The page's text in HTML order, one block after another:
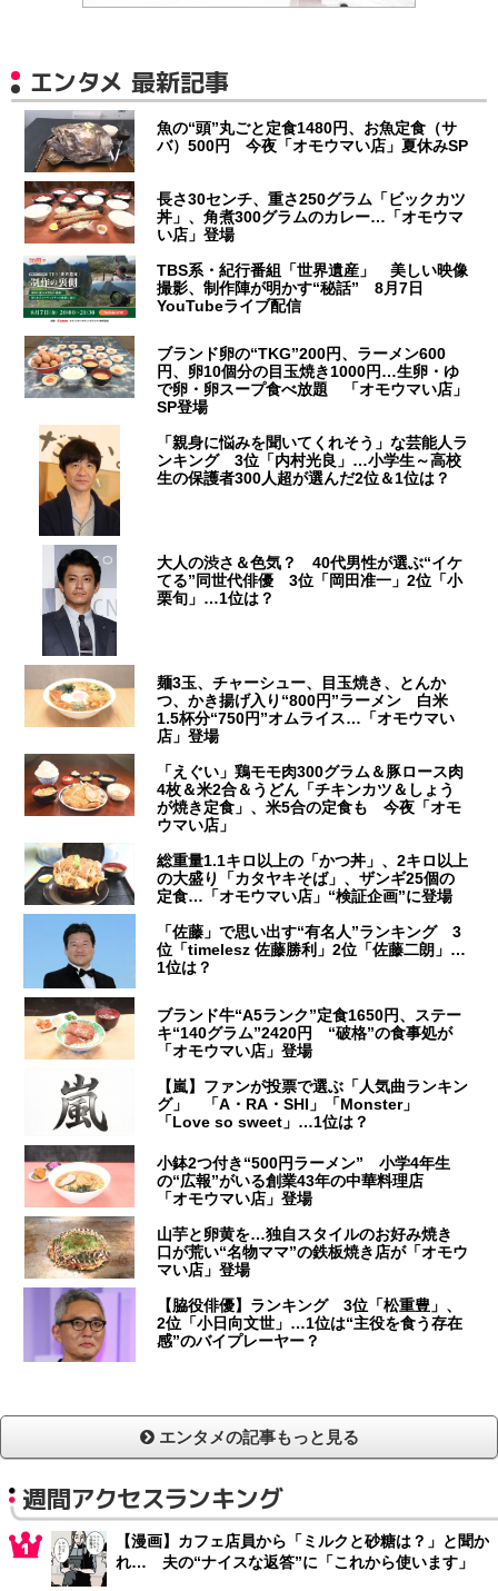
エンタメ 最新記事
魚の“頭”丸ごと定食1480円、お魚定食（サ
バ）500円 今夜「オモウマい店」夏休みSP
長さ30センチ、重さ250グラム「ビックカツ
丼」、角煮300グラムのカレー…「オモウマ
い店」登場
TBS系・紀行番組「世界遺産」 美しい映像
撮影、制作陣が明かす“秘話” 8月7日
YouTubeライブ配信
ブランド卵の“TKG”200円、ラーメン600
円、卵10個分の目玉焼き1000円…生卵・ゆ
で卵・卵スープ食べ放題 「オモウマい店」
SP登場
「親身に悩みを聞いてくれそう」な芸能人ラ
ンキング 3位「内村光良」…小学生～高校
生の保護者300人超が選んだ2位＆1位は？
大人の渋さ＆色気？ 40代男性が選ぶ“イケ
てる”同世代俳優 3位「岡田准一」2位「小
栗旬」…1位は？
麺3玉、チャーシュー、目玉焼き、とんか
つ、かき揚げ入り“800円”ラーメン 白米
1.5杯分“750円”オムライス…「オモウマい
店」登場
「えぐい」鶏モモ肉300グラム＆豚ロース肉
4枚＆米2合＆うどん「チキンカツ＆しょう
が焼き定食」、米5合の定食も 今夜「オモ
ウマい店」
総重量1.1キロ以上の「かつ丼」、2キロ以上
の大盛り「カタヤキそば」、ザンギ25個の
定食…「オモウマい店」“検証企画”に登場
「佐藤」で思い出す“有名人”ランキング 3
位「timelesz 佐藤勝利」2位「佐藤二朗」…
1位は？
ブランド牛“A5ランク”定食1650円、ステー
キ“140グラム”2420円 “破格”の食事処が
「オモウマい店」登場
【嵐】ファンが投票で選ぶ「人気曲ランキン
グ」 「A・RA・SHI」「Monster」
「Love so sweet」…1位は？
小鉢2つ付き“500円ラーメン” 小学4年生
の“広報”がいる創業43年の中華料理店
「オモウマい店」登場
山芋と卵黄を…独自スタイルのお好み焼き
口が荒い“名物ママ”の鉄板焼き店が「オモウ
マい店」登場
【脇役俳優】ランキング 3位「松重豊」、
2位「小日向文世」…1位は“主役を食う存在
感”のバイプレーヤー？
エンタメの記事もっと見る
週間アクセスランキング
【漫画】カフェ店員から「ミルクと砂糖は？」と聞か
れ… 夫の“ナイスな返答”に「これから使います」